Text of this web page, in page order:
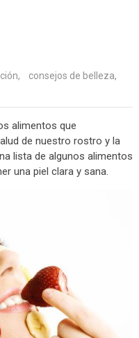
, consejos de belleza,
alimentos que
de nuestro rostro y la
lista de algunos alimentos
una piel clara y sana.